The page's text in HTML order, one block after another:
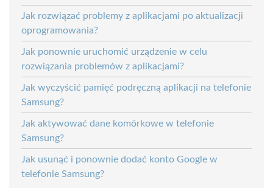
Jak rozwiązać problemy z aplikacjami po aktualizacji
oprogramowania?
Jak ponownie uruchomić urządzenie w celu
rozwiązania problemów z aplikacjami?
Jak wyczyścić pamięć podręczną aplikacji na telefonie
Samsung?
Jak aktywować dane komórkowe w telefonie
Samsung?
Jak usunąć i ponownie dodać konto Google w
telefonie Samsung?